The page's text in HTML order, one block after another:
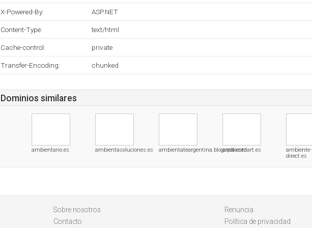
X-Powered-By: ASP.NET
Content-Type: text/html
Cache-control: private
Transfer-Encoding: chunked
Dominios similares
ambientario.es ambientasoluciones.es ambientateargentina.blogspot.com
ambientdart.es
ambiente-
direct.es
Sobre nosotros
Contacto
Renuncia
Política de privacidad